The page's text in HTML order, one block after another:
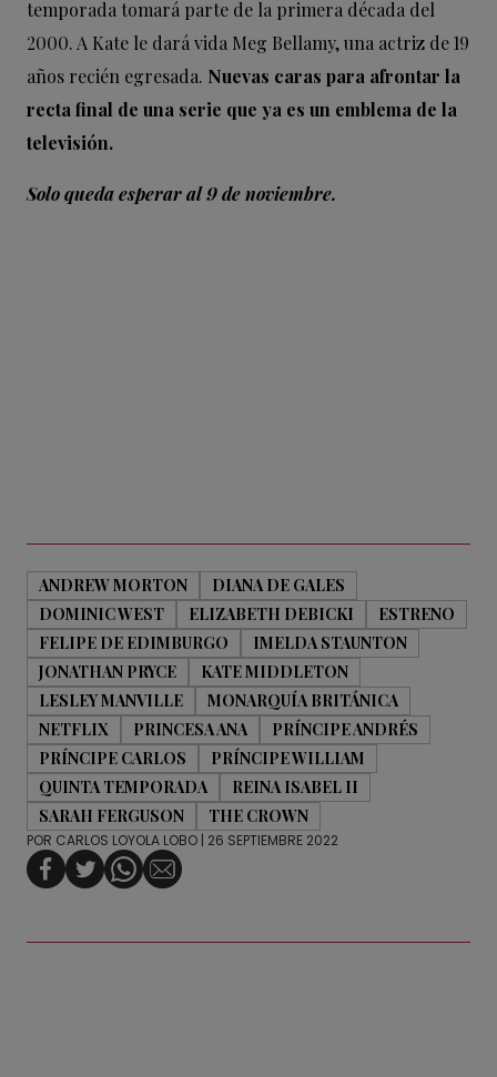
temporada tomará parte de la primera década del
2000. A Kate le dará vida Meg Bellamy, una actriz de 19
años recién egresada. Nuevas caras para afrontar la
recta final de una serie que ya es un emblema de la
televisión.
Solo queda esperar al 9 de noviembre.
ANDREW MORTON
DIANA DE GALES
DOMINIC WEST
ELIZABETH DEBICKI
ESTRENO
FELIPE DE EDIMBURGO
IMELDA STAUNTON
JONATHAN PRYCE
KATE MIDDLETON
LESLEY MANVILLE
MONARQUÍA BRITÁNICA
NETFLIX
PRINCESA ANA
PRÍNCIPE ANDRÉS
PRÍNCIPE CARLOS
PRÍNCIPE WILLIAM
QUINTA TEMPORADA
REINA ISABEL II
SARAH FERGUSON
THE CROWN
POR CARLOS LOYOLA LOBO | 26 SEPTIEMBRE 2022